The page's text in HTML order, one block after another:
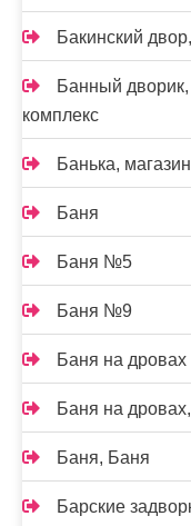
Бакинский
Банный
комплекс
Банька, магазин
Баня
Баня №5
Баня №9
Баня на дровах
Баня на
Баня, Баня
Барские